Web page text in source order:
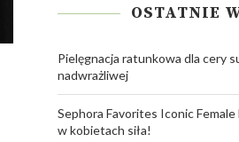
OSTATNIE
Pielęgnacja ratunkowa dla cery
nadwrażliwej
Sephora Favorites Iconic Female
w kobietach siła!